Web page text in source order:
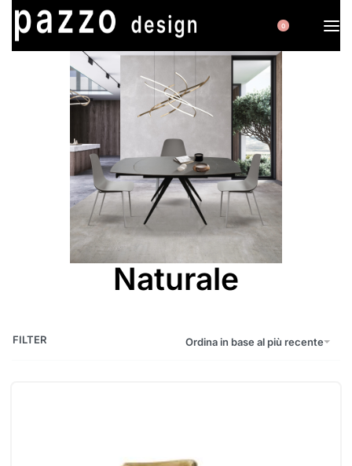
0
Naturale
Ordina in base al più recente
FILTER